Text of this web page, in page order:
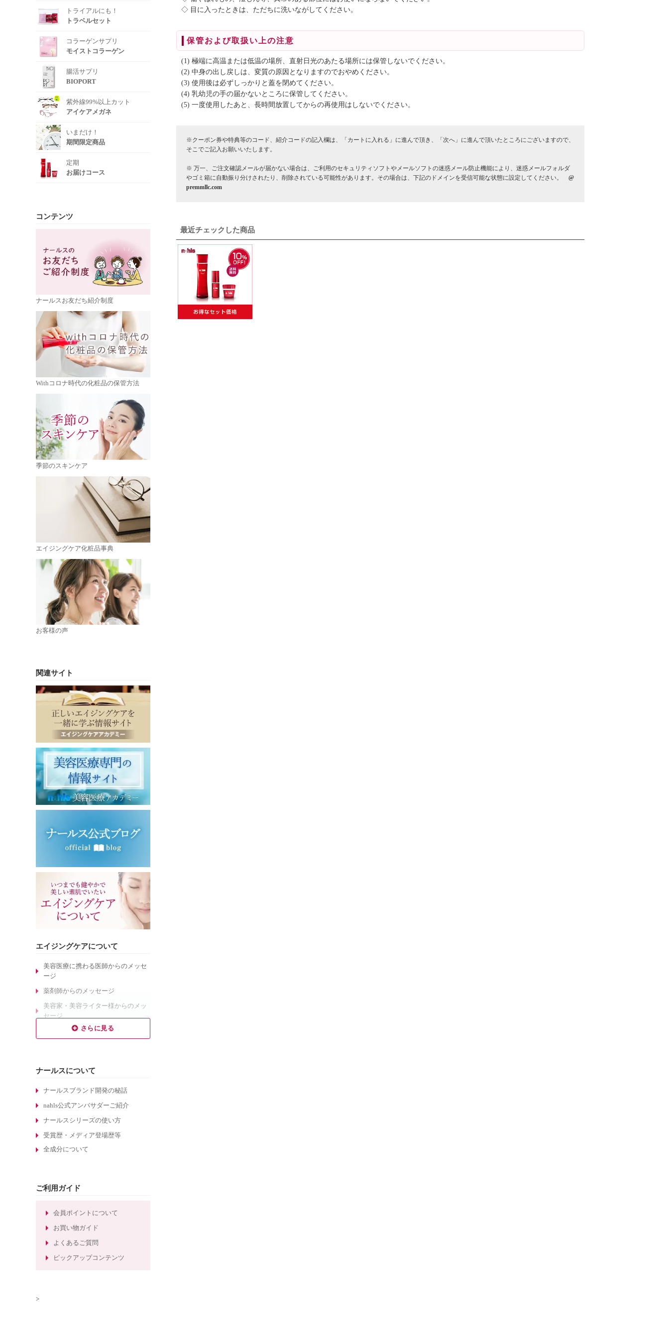
トライアルにも！
トラベルセット
コラーゲンサプリ
モイストコラーゲン
腸活サプリ
BIOPORT
紫外線99%以上カット
アイケアメガネ
いまだけ！
期間限定商品
定期
お届けコース
コンテンツ
ナールスお友だち紹介制度
Withコロナ時代の化粧品の保管方法
季節のスキンケア
エイジングケア化粧品事典
お客様の声
関連サイト
エイジングケアについて
美容医療に携わる医師からのメッセ
ージ
薬剤師からのメッセージ
美容家・美容ライター様からのメッ
セージ
乾燥肌対策のエイジングケア
毛穴対策のエイジングケア
くすみ対策のエイジングケア
ターンオーバーについて
酵素洗顔について
エイジングケア化粧品の選び方
敏感肌化粧品の選び方
ほうれい線対策のエイジングケア化
粧水
ナールスについて
ナールスブランド開発の秘話
nahls公式アンバサダーご紹介
ナールスシリーズの使い方
受賞歴・メディア登場歴等
全成分について
ご利用ガイド
会員ポイントについて
お買い物ガイド
よくあるご質問
ピックアップコンテンツ
◇ 目に入ったときは、ただちに洗いながしてください。
保管および取扱い上の注意
(1) 極端に高温または低温の場所、直射日光のあたる場所には保管しないでください。
(2) 中身の出し戻しは、変質の原因となりますのでおやめください。
(3) 使用後は必ずしっかりと蓋を閉めてください。
(4) 乳幼児の手の届かないところに保管してください。
(5) 一度使用したあと、長時間放置してからの再使用はしないでください。
※クーポン券や特典等のコード、紹介コードの記入欄は、「カートに入れる」に進んで頂き、「次へ」に進んで頂いたところにございますので、
そこでご記入お願いいたします。
※ 万一、ご注文確認メールが届かない場合は、ご利用のセキュリティソフトやメールソフトの迷惑メール防止機能により、迷惑メールフォルダ
やゴミ箱に自動振り分けされたり、削除されている可能性があります。その場合は、下記のドメインを受信可能な状態に設定してください。 @
premmllc.com
最近チェックした商品
>